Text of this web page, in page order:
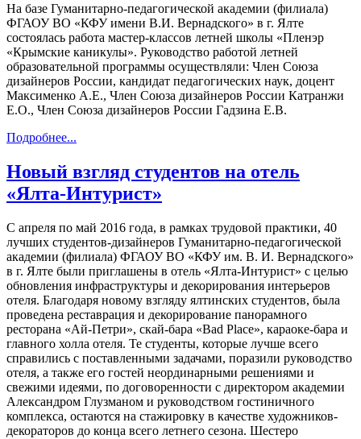
На базе Гуманитарно-педагогической академии (филиала)
ФГАОУ ВО «КФУ имени В.И. Вернадского» в г. Ялте
состоялась работа мастер-классов летней школы «Пленэр
«Крымские каникулы». Руководство работой летней
образовательной программы осуществляли: Член Союза
дизайнеров России, кандидат педагогических наук, доцент
Максименко А.Е., Член Союза дизайнеров России Катранжи
Е.О., Член Союза дизайнеров России Гадзина Е.В.
Подробнее...
Новый взгляд студентов на отель
«Ялта-Интурист»
С апреля по май 2016 года, в рамках трудовой практики, 40
лучших студентов-дизайнеров Гуманитарно-педагогической
академии (филиала) ФГАОУ ВО «КФУ им. В. И. Вернадского»
в г. Ялте были приглашены в отель «Ялта-Интурист» с целью
обновления инфраструктуры и декорирования интерьеров
отеля. Благодаря новому взгляду ялтинских студентов, была
проведена реставрация и декорирование панорамного
ресторана «Ай-Петри», скай-бара «Bad Place», караоке-бара и
главного холла отеля. Те студенты, которые лучше всего
справились с поставленными задачами, поразили руководство
отеля, а также его гостей неординарными решениями и
свежими идеями, по договоренности с директором академии
Александром Глузманом и руководством гостиничного
комплекса, остаются на стажировку в качестве художников-
декораторов до конца всего летнего сезона. Шестеро